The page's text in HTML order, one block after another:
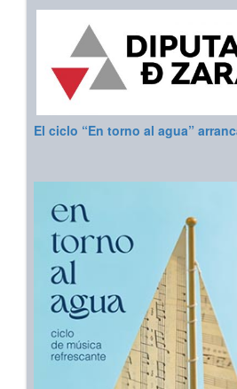
El ciclo “En torno al agua”